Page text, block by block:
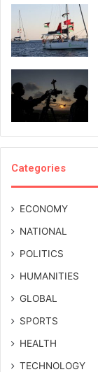
Categories
ECONOMY
NATIONAL
POLITICS
HUMANITIES
GLOBAL
SPORTS
HEALTH
TECHNOLOGY